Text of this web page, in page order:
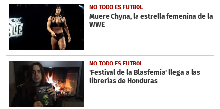
NO TODO ES FUTBOL
Muere Chyna, la estrella femenina de la
WWE
NO TODO ES FUTBOL
'Festival de la Blasfemia' llega a las
librerías de Honduras